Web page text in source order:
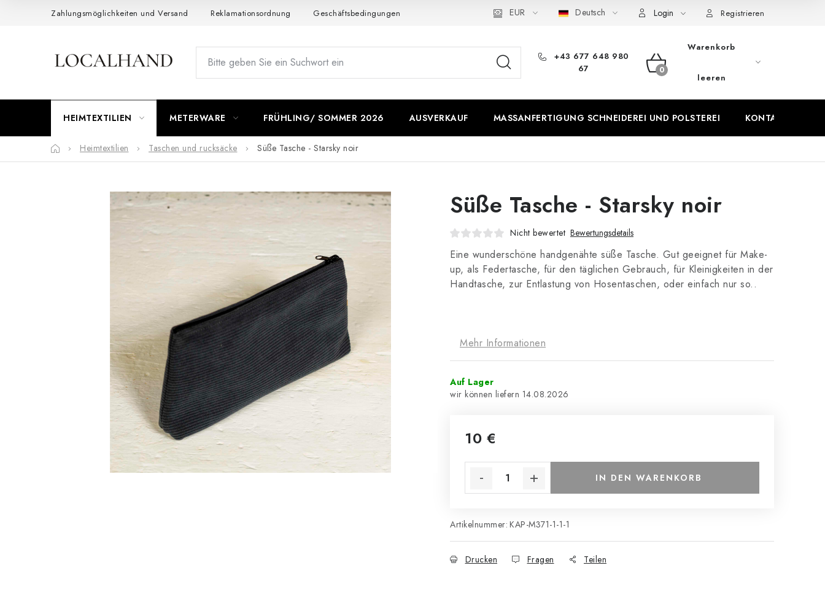
Zahlungsmöglichkeiten und Versand Reklamationsordnung Geschäftsbedingungen Wie verwenden wir Cookies Datenschutz-Bestimmungen Rücktritt vom Vertrag
EUR Deutsch Login Registrieren
+43 677 648 980
67
WARENKORB
Warenkorb
leeren
HEIMTEXTILIEN METERWARE FRÜHLING/ SOMMER 2026 AUSVERKAUF MASSANFERTIGUNG SCHNEIDEREI UND POLSTEREI KONTAKTE
StartseiteHeimtextilien Taschen und rucksäcke Süße Tasche - Starsky noir
Süße Tasche - Starsky noir
Nicht bewertet Bewertungsdetails
Eine wunderschöne handgenähte süße Tasche. Gut geeignet für Make-
up, als Federtasche, für den täglichen Gebrauch, für Kleinigkeiten in der
Handtasche, zur Entlastung von Hosentaschen, oder einfach nur so..
Mehr Informationen
Auf Lager
14.08.2026
10 €
IN DEN WARENKORB
Artikelnummer: KAP-M371-1-1-1
Drucken Fragen Teilen